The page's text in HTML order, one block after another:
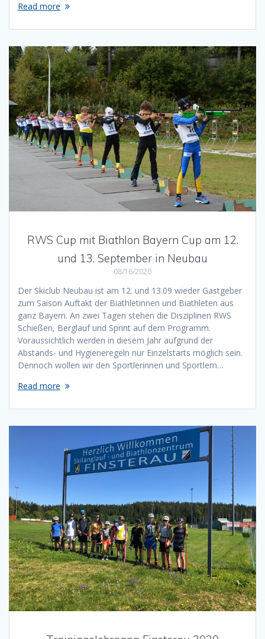
Read more
RWS Cup mit Biathlon Bayern Cup am 12.
und 13. September in Neubau
08/16/2020
Der Skiclub Neubau ist am 12. und 13.09 wieder Gastgeber
zum Saison Auftakt der Biathletinnen und Biathleten aus
ganz Bayern. An zwei Tagen stehen die Disziplinen RWS
Schießen, Berglauf und Sprint auf dem Programm.
Voraussichtlich werden in diesem Jahr aufgrund der
Abstands- und Hygieneregeln nur Einzelstarts möglich sein.
Dennoch wollen wir den Sportlerinnen und Sportlern…
Read more